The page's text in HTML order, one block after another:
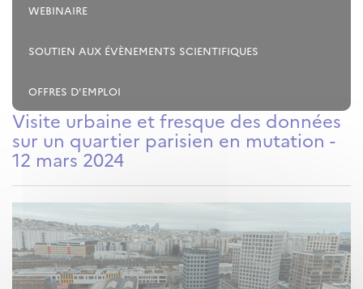
WEBINAIRE
SOUTIEN AUX ÉVÈNEMENTS SCIENTIFIQUES
OFFRES D'EMPLOI
Visite urbaine et fresque des données
sur un quartier parisien en mutation -
12 mars 2024